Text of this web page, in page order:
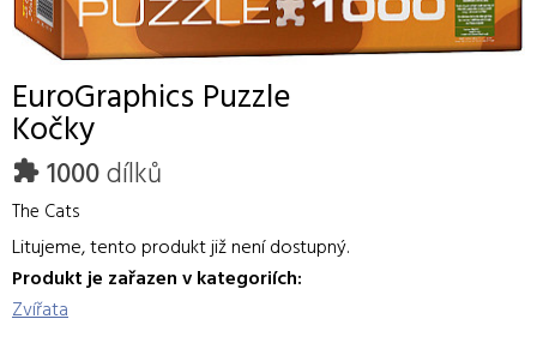
EuroGraphics Puzzle
Kočky
1000dílků
The Cats
Litujeme, tento produkt již není dostupný.
Produkt je zařazen v kategoriích:
Zvířata